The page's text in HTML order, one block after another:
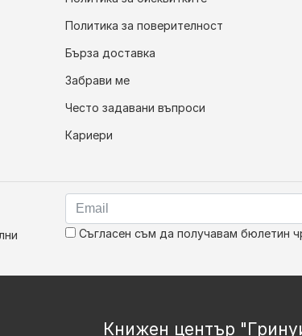
Политика за поверителност
Бърза доставка
Забрави ме
Често задавани въпроси
Кариери
Съгласен съм да получавам бюлетин
Книжен център